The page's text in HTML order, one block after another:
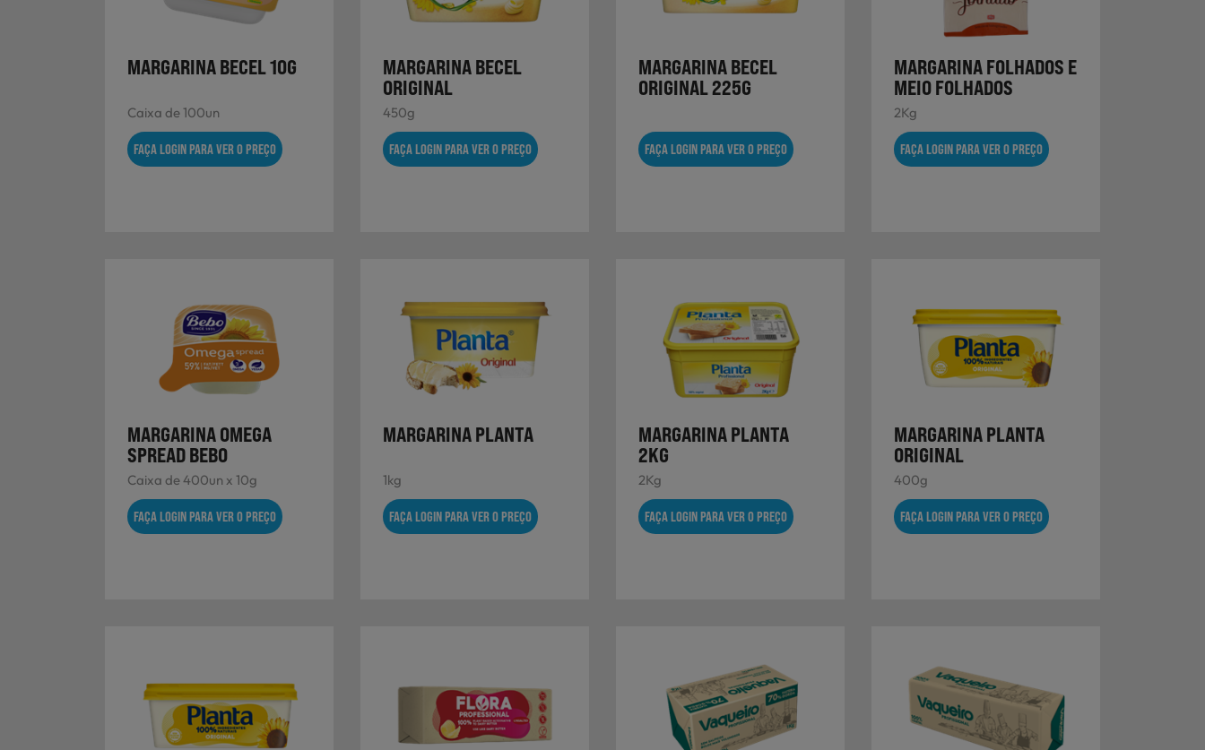
MARGARINA BECEL 10G
Caixa de 100un
FAÇA LOGIN PARA VER O PREÇO
MARGARINA BECEL
ORIGINAL
450g
FAÇA LOGIN PARA VER O PREÇO
MARGARINA BECEL
ORIGINAL 225G
FAÇA LOGIN PARA VER O PREÇO
MARGARINA FOLHADOS E
MEIO FOLHADOS
2Kg
FAÇA LOGIN PARA VER O PREÇO
MARGARINA OMEGA
SPREAD BEBO
Caixa de 400un x 10g
FAÇA LOGIN PARA VER O PREÇO
MARGARINA PLANTA
1kg
FAÇA LOGIN PARA VER O PREÇO
MARGARINA PLANTA
2KG
2Kg
FAÇA LOGIN PARA VER O PREÇO
MARGARINA PLANTA
ORIGINAL
400g
FAÇA LOGIN PARA VER O PREÇO